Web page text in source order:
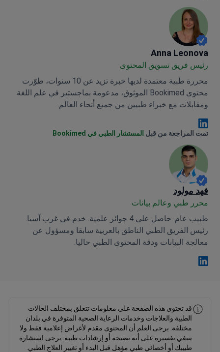
Anna Leonova
Anna Leonova
رئيس فريق تسويق المحتوى
محررة طبية معتمدة لديها خبرة تزيد عن 10 سنوات، طوّرت
محتوى Bookimed الموثوق، مدعومة بماجستير في علم اللغة
ومقابلات مع خبراء طبيين من جميع أنحاء العالم.
Anna Leonova Linkedin
تمت المراجعة من قبل المستشار الطبي في Bookimed
فهد مولود
محرر طبي وعالم بيانات
طبيب عام. حاصل على 4 جوائز علمية. خدم في غرب آسيا.
رئيس الفريق الطبي الناطق بالعربية سابقا ومسؤول عن
معالجة البيانات ودقة المحتوى الطبي حاليا.
قد تحتوي هذه الصفحة على معلومات تتعلق بمختلف الحالات
الطبية والعلاجات وخدمات الرعاية الصحية المتوفرة في بلدان
مختلفة. يرجى العلم أن المحتوى مقدم لأغراض إعلامية فقط ولا
ينبغي تفسيره على أنه نصيحة أو إرشادات طبية. يرجى استشارة
طبيبك أو أخصائي طبي مؤهل قبل البدء أو تغيير العلاج الطبي.